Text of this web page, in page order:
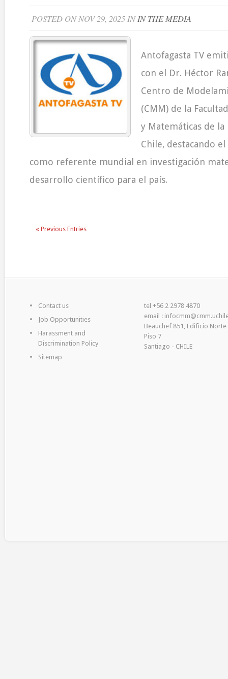
POSTED ON NOV 29, 2025 ININ THE MEDIA
Antofagasta TV
con el Dr. Héctor
Centro de
(CMM) de la
y Matemáticas de
Chile, destacando
como referente mundial en investigación
desarrollo científico para el país.
« Previous Entries
Contact us
Job Opportunities
Harassment and
Discrimination Policy
Sitemap
tel +56 2 2978 4870
email :
Beauchef 851, Edificio Norte
Piso 7
Santiago - CHILE